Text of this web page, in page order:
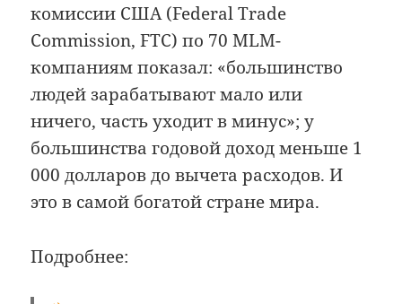
комиссии США (Federal Trade
Commission, FTC) по 70 MLM-
компаниям показал: «большинство
людей зарабатывают мало или
ничего, часть уходит в минус»; у
большинства годовой доход меньше 1
000 долларов до вычета расходов. И
это в самой богатой стране мира.
Подробнее: